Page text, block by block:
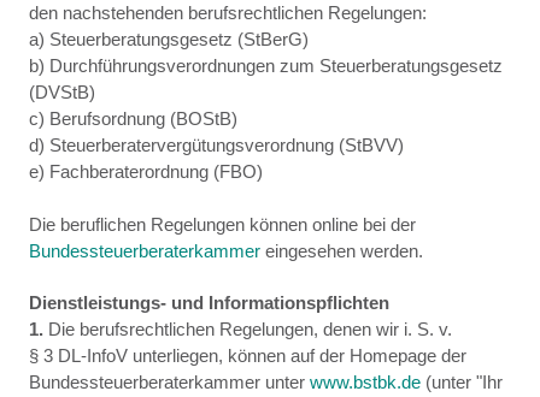
den nachstehenden berufsrechtlichen Regelungen:
a) Steuerberatungsgesetz (StBerG)
b) Durchführungsverordnungen zum Steuerberatungsgesetz
(DVStB)
c) Berufsordnung (BOStB)
d) Steuerberatervergütungsverordnung (StBVV)
e) Fachberaterordnung (FBO)
Die beruflichen Regelungen können online bei der
Bundessteuerberaterkammer eingesehen werden.
Dienstleistungs- und Informationspflichten
1. Die berufsrechtlichen Regelungen, denen wir i. S. v.
§ 3 DL-InfoV unterliegen, können auf der Homepage der
Bundessteuerberaterkammer unter www.bstbk.de (unter "Ihr